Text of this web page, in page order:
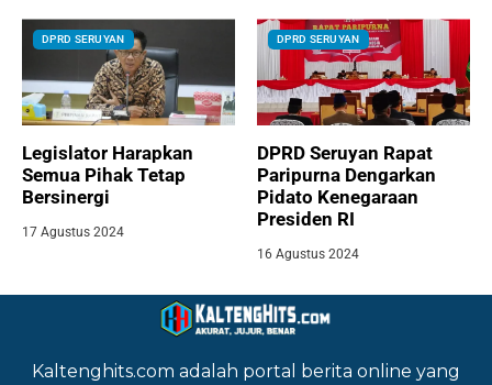
DPRD SERUYAN
Legislator Harapkan
Semua Pihak Tetap
Bersinergi
17 Agustus 2024
DPRD SERUYAN
DPRD Seruyan Rapat
Paripurna Dengarkan
Pidato Kenegaraan
Presiden RI
16 Agustus 2024
Kaltenghits.com adalah portal berita online yang